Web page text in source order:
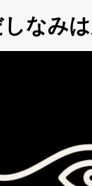
なみは